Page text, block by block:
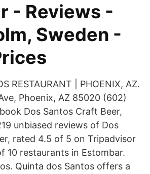
- Reviews -
Sweden -
RESTAURANT | PHOENIX, AZ.
Phoenix, AZ 85020 (602)
Dos Santos Craft Beer,
unbiased reviews of Dos
rated 4.5 of 5 on Tripadvisor
10 restaurants in Estombar.
Quinta dos Santos offers a